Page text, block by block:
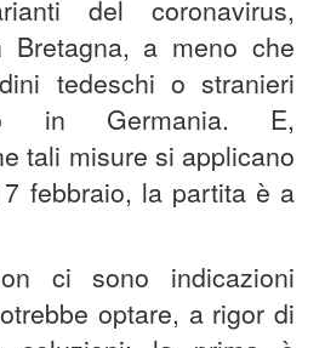
del coronavirus,
Bretagna, a meno che
tedeschi o stranieri
in Germania. E,
tali misure si applicano
febbraio, la partita è a
ci sono indicazioni
optare, a rigor di